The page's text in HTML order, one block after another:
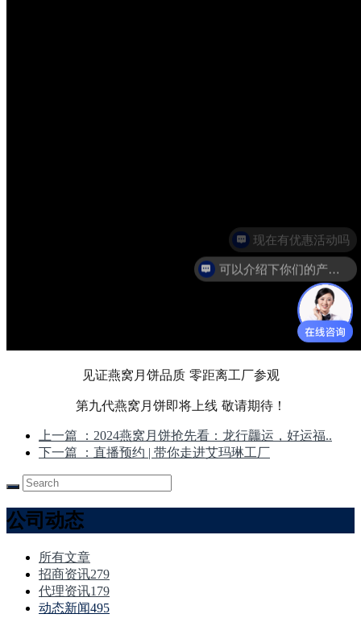
见证燕窝月饼品质 零距离工厂参观
第九代燕窝月饼即将上线 敬请期待！
上一篇
：2024燕窝月饼抢先看：龙行龘运，好运福..
下一篇
：直播预约 | 带你走进艾玛琳工厂
公司动态
所有文章
招商资讯279
代理资讯179
动态新闻495
现在有优惠活动吗